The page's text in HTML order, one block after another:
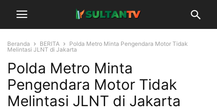
Beranda BERITA
Polda Metro Minta Pengendara Motor Tidak
Melintasi JLNT di Jakarta
Polda Metro Minta
Pengendara Motor Tidak
Melintasi JLNT di Jakarta